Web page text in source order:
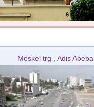
Meskel trg , Adis Abeba